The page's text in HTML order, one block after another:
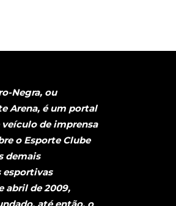
Negra, ou
Arena, é um portal
de imprensa
o Esporte Clube
demais
esportivas
abril de 2009,